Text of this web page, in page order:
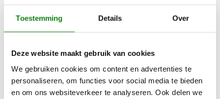
Toestemming Details Over
Deze website maakt gebruik van cookies
We gebruiken cookies om content en advertenties te
personaliseren, om functies voor social media te bieden
en om ons websiteverkeer te analyseren. Ook delen we
1700 g
Materiaalsamenstelling bovenmateriaal
100 % polyester; verstevigingen: 85% polyester,
15% katoen